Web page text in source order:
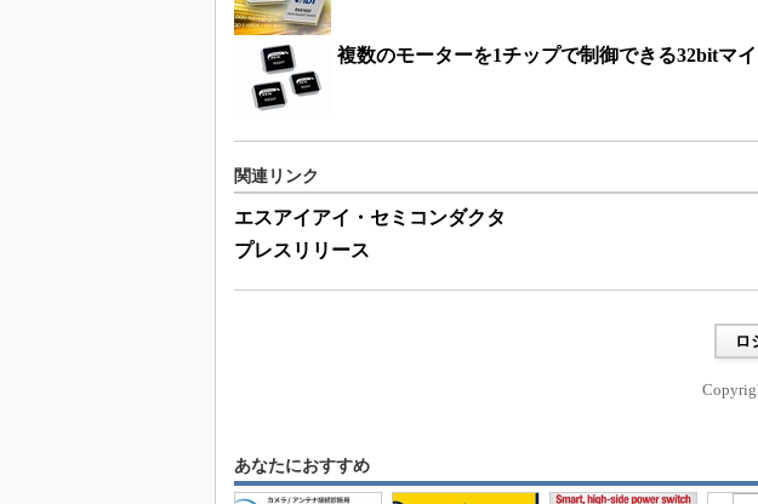
複数のモーターを1チップで制御できる32bitマ
関連リンク
エスアイアイ・セミコンダクタ
プレスリリース
ロ
あなたにおすすめ